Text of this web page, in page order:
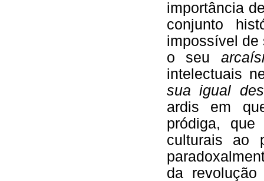
importância
conjunto
impossível de
o seu
intelectuais
sua igual
ardis em
pródiga,
culturais ao
da